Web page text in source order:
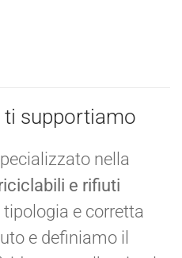
ti supportiamo
nella
e rifiuti
e corretta
e definiamo il